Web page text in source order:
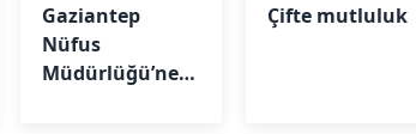
Gaziantep
Nüfus
Müdürlüğü’ne
Çifte mutluluk